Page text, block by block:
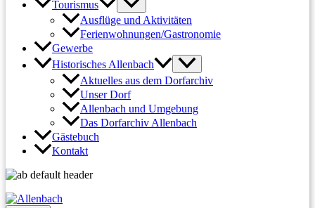
Tourismus
Ausflüge und Aktivitäten
Ferienwohnungen/Gastronomie
Gewerbe
Historisches Allenbach
Aktuelles aus dem Dorfarchiv
Unser Dorf
Allenbach und Umgebung
Das Dorfarchiv Allenbach
Gästebuch
Kontakt